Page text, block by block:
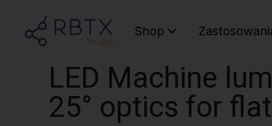
Shop
LED Machine
25° optics for